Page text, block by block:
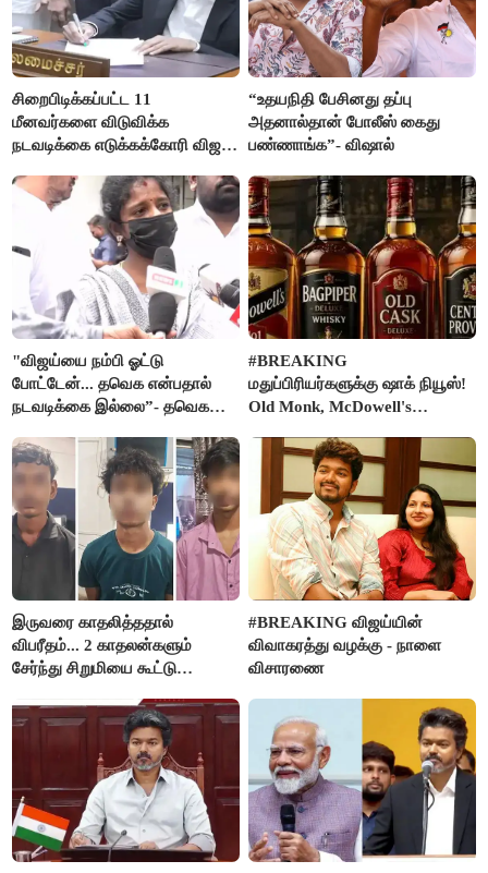
சிறைபிடிக்கப்பட்ட 11
மீனவர்களை விடுவிக்க
நடவடிக்கை எடுக்கக்கோரி விஜய்
“உதயநிதி பேசினது தப்பு
அதனால்தான் போலீஸ் கைது
பண்ணாங்க”- விஷால்
"விஜய்யை நம்பி ஓட்டு
போட்டேன்... தவெக என்பதால்
நடவடிக்கை இல்லை”- தவெக
கதறல்
#BREAKING
மதுப்பிரியர்களுக்கு ஷாக் நியூஸ்!
Old Monk, McDowell's
FSSAI தடை
இருவரை காதலித்ததால்
விபரீதம்... 2 காதலன்களும்
சேர்ந்து சிறுமியை கூட்டு
செய்த கொடூரம்
#BREAKING விஜய்யின்
விவாகரத்து வழக்கு - நாளை
விசாரணை